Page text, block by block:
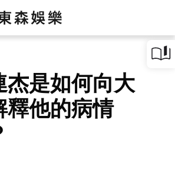
杰是如何向大
釋他的病情